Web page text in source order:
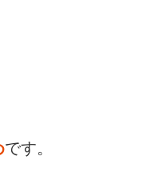
です。